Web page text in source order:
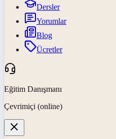
Dersler
Yorumlar
Blog
Ücretler
Eğitim Danışmanı
Çevrimiçi (online)